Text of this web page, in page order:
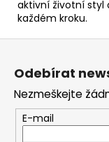
aktivní životní styl
každém kroku.
Z
Odebírat
Nezmeškejte
E-mail